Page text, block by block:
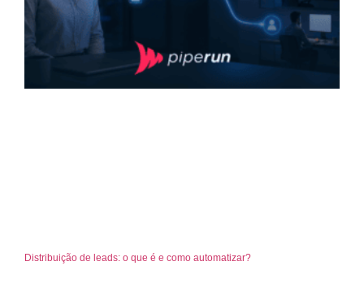
Distribuição de leads: o que é e como automatizar?